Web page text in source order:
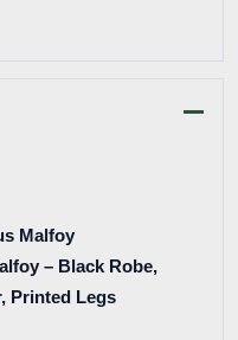
Malfoy
– Black Robe,
Printed Legs